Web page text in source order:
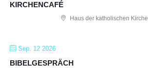
KIRCHENCAFÉ
Haus der katholischen Kirche
Sep. 12 2026
BIBELGESPRÄCH